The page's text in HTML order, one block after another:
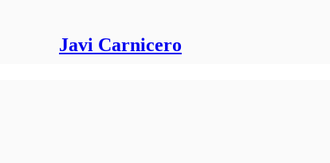
Javi Carnicero